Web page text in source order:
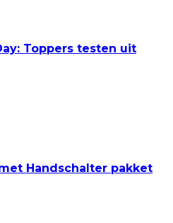
Toppers testen uit
Handschalter pakket